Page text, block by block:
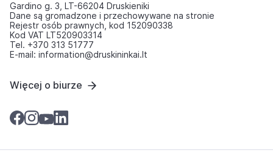
Gardino g. 3, LT-66204 Druskieniki
Dane są gromadzone i przechowywane na stronie
Rejestr osób prawnych, kod 152090338
Kod VAT LT520903314
Tel. +370 313 51777
E-mail: information@druskininkai.lt
Więcej o biurze